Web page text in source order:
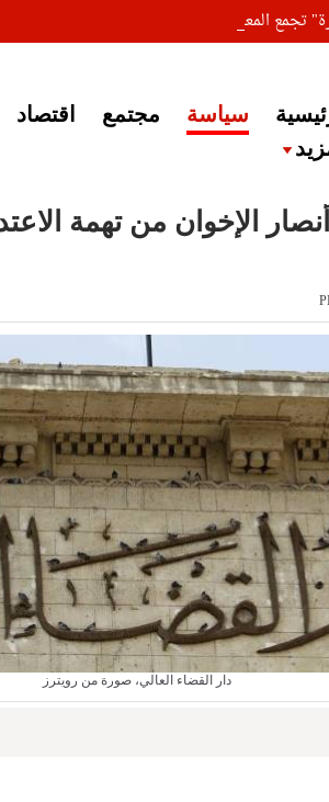
تجمع المعلقين على خبر إغلاق أصوات مصرية
سياسة مجتمع اقتصاد
11 من أنصار الإخوان من تهمة
دار القضاء العالي، صورة من رويترز